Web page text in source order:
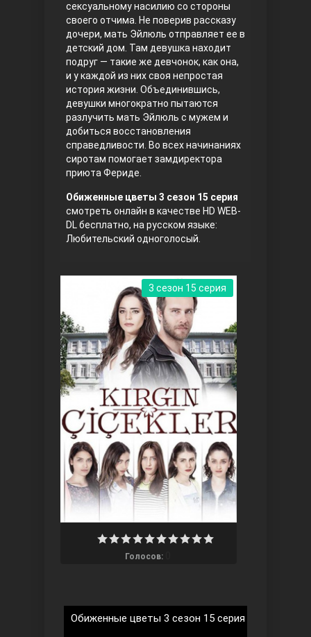
Правосyдие
Любовь напрокат
Воскресший Эртугрул
Три сестры
сексуальному насилию со стороны
своего отчима. Не поверив рассказу
дочери, мать Эйлюль отправляет ее в
детский дом. Там девушка находит
подруг — такие же девчонок, как она,
и у каждой из них своя непростая
история жизни. Объединившись,
девушки многократно пытаются
разлучить мать Эйлюль с мужем и
добиться восстановления
справедливости. Во всех начинаниях
сиротам помогает замдиректора
приюта Фериде.
Обиженные цветы 3 сезон 15 серия
смотреть онлайн в качестве HD WEB-
DL бесплатно, на русском языке:
Любительский одноголосый.
Голосов:
3 сезон 15 серия
Обиженные цветы 3 сезон 15 серия на русском